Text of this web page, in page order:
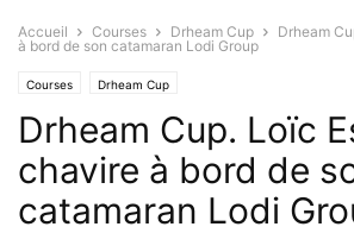
Accueil Courses Drheam Cup
Drheam
à bord de son catamaran Lodi Group
Courses Drheam Cup
Drheam Cup. Loïc
chavire à bord de
catamaran Lodi